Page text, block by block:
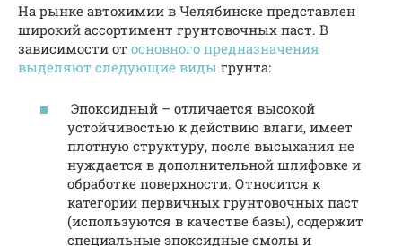
На рынке автохимии в Челябинске представлен
широкий ассортимент грунтовочных паст. В
зависимости от основного предназначения
выделяют следующие виды грунта:
Эпоксидный – отличается высокой
устойчивостью к действию влаги, имеет
плотную структуру, после высыхания не
нуждается в дополнительной шлифовке и
обработке поверхности. Относится к
категории первичных грунтовочных паст
(используются в качестве базы), содержит
специальные эпоксидные смолы и